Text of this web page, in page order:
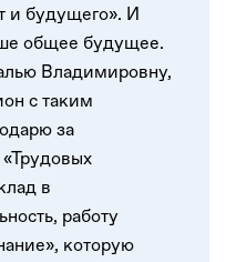
и будущего». И
общее будущее.
Владимировну,
с таким
за
в
работу
которую